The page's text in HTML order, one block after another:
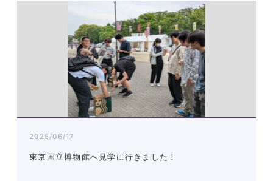
2025/06/17
東京国立博物館へ見学に行きました！